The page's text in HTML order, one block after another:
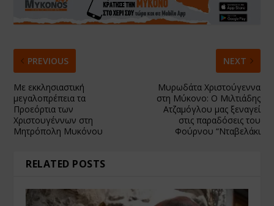
PREVIOUS
Με εκκλησιαστική
μεγαλοπρέπεια τα
Προεόρτια των
Χριστουγέννων στη
Μητρόπολη Μυκόνου
NEXT
Μυρωδάτα Χριστούγεννα
στη Μύκονο: Ο Μιλτιάδης
Ατζαμόγλου μας ξεναγεί
στις παραδόσεις του
Φούρνου “Νταβελάκι
RELATED POSTS